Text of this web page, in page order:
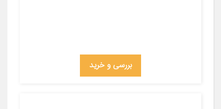
بررسی و خرید